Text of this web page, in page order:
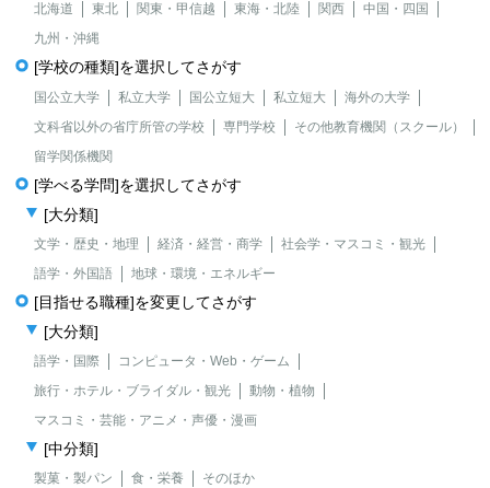
北海道 東北 関東・甲信越 東海・北陸 関西
中国・四国
九州・沖縄
[学校の種類]を選択してさがす
国公立大学 私立大学 国公立短大 私立短大
海外の大学
文科省以外の省庁所管の学校
専門学校
その他教育機関（スクール）
留学関係機関
[学べる学問]を選択してさがす
[大分類]
文学・歴史・地理 経済・経営・商学
社会学・マスコミ・観光
語学・外国語
地球・環境・エネルギー
[目指せる職種]を変更してさがす
[大分類]
語学・国際
コンピュータ・Web・ゲーム
旅行・ホテル・ブライダル・観光
動物・植物
マスコミ・芸能・アニメ・声優・漫画
[中分類]
製菓・製パン 食・栄養 そのほか